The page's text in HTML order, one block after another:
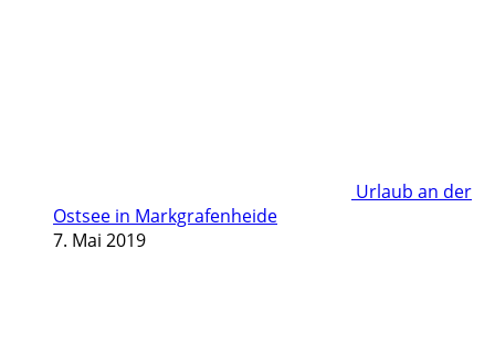
Urlaub an der
Ostsee in Markgrafenheide
7. Mai 2019